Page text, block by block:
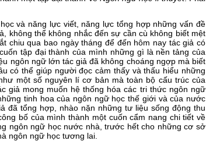
và năng lực viết, năng lực tổng hợp những vấn đề
không thể không nhắc đến sự cần cù không biết mệt
chiu qua bao ngày tháng để đến hôm nay tác giả có
tập đại thành của mình những gì là nền tảng của
ngôn ngữ lớn tác giả đã không choáng ngợp mà biết
có thể giúp người đọc cảm thấy và thấu hiểu những
một số nguyên lí cơ bản mà toàn bộ cấu trúc của
giả mong muốn hệ thống hóa các tri thức ngôn ngữ
tinh hoa của ngôn ngữ học thế giới và của nước
đã tổng hợp, nhào nặn những tư liệu sống động thu
bố của mình thành một cuốn cẩm nang chi tiết về
ngôn ngữ học nước nhà, trước hết cho những cơ sở
ngôn ngữ học tương lai.